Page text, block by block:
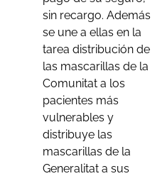
sin recargo. Además
se une a ellas en la
tarea distribución de
las mascarillas de la
Comunitat a los
pacientes más
vulnerables y
distribuye las
mascarillas de la
Generalitat a sus